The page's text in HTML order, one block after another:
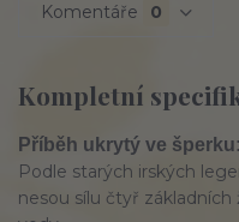
Komentáře 0
Kompletní
Příběh ukrytý ve šperku:
Podle starých irských
nesou sílu čtyř základních